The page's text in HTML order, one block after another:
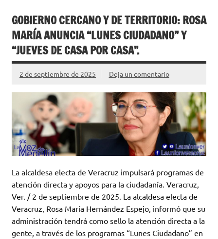
GOBIERNO CERCANO Y DE TERRITORIO: ROSA
MARÍA ANUNCIA “LUNES CIUDADANO” Y
“JUEVES DE CASA POR CASA”.
2 de septiembre de 2025 Deja un comentario
La alcaldesa electa de Veracruz impulsará programas de
atención directa y apoyos para la ciudadanía. Veracruz,
Ver. / 2 de septiembre de 2025. La alcaldesa electa de
Veracruz, Rosa María Hernández Espejo, informó que su
administración tendrá como sello la atención directa a la
gente, a través de los programas “Lunes Ciudadano” en